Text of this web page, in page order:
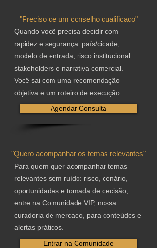
"Preciso de um conselho qualificado"
Quando você precisa decidir com
rapidez e segurança: país/cidade,
modelo de entrada, risco institucional,
stakeholders e narrativa comercial.
Você sai com uma recomendação
objetiva e um roteiro de execução.
Agendar Consulta
"Quero acompanhar os temas relevantes"
Para quem quer acompanhar temas
relevantes sem ruído: risco, cenário,
oportunidades e tomada de decisão,
entre na Comunidade VIP, nossa
curadoria de mercado, para conteúdos e
alertas práticos.
Entrar na Comunidade